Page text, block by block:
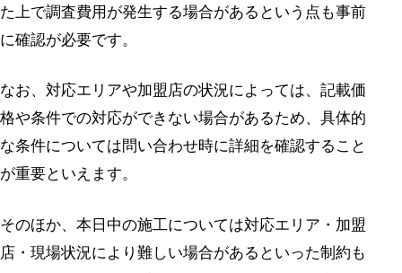
た上で調査費用が発生する場合があるという点も事前
に確認が必要です。
なお、対応エリアや加盟店の状況によっては、記載価
格や条件での対応ができない場合があるため、具体的
な条件については問い合わせ時に詳細を確認すること
が重要といえます。
そのほか、本日中の施工については対応エリア・加盟
店・現場状況により難しい場合があるといった制約も